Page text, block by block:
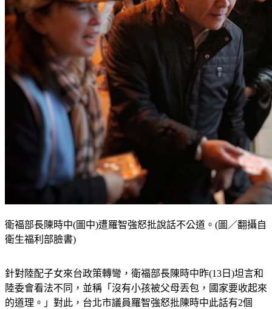
衛福部長陳時中(圖中)遭羅智強怒批說話不公道。(圖／翻攝自
針對陸配子女來台政策轉彎，衛福部長陳時中昨(13日)坦言和
陸委會看法不同，並稱「沒有小孩被父母丟包，國家要收起來